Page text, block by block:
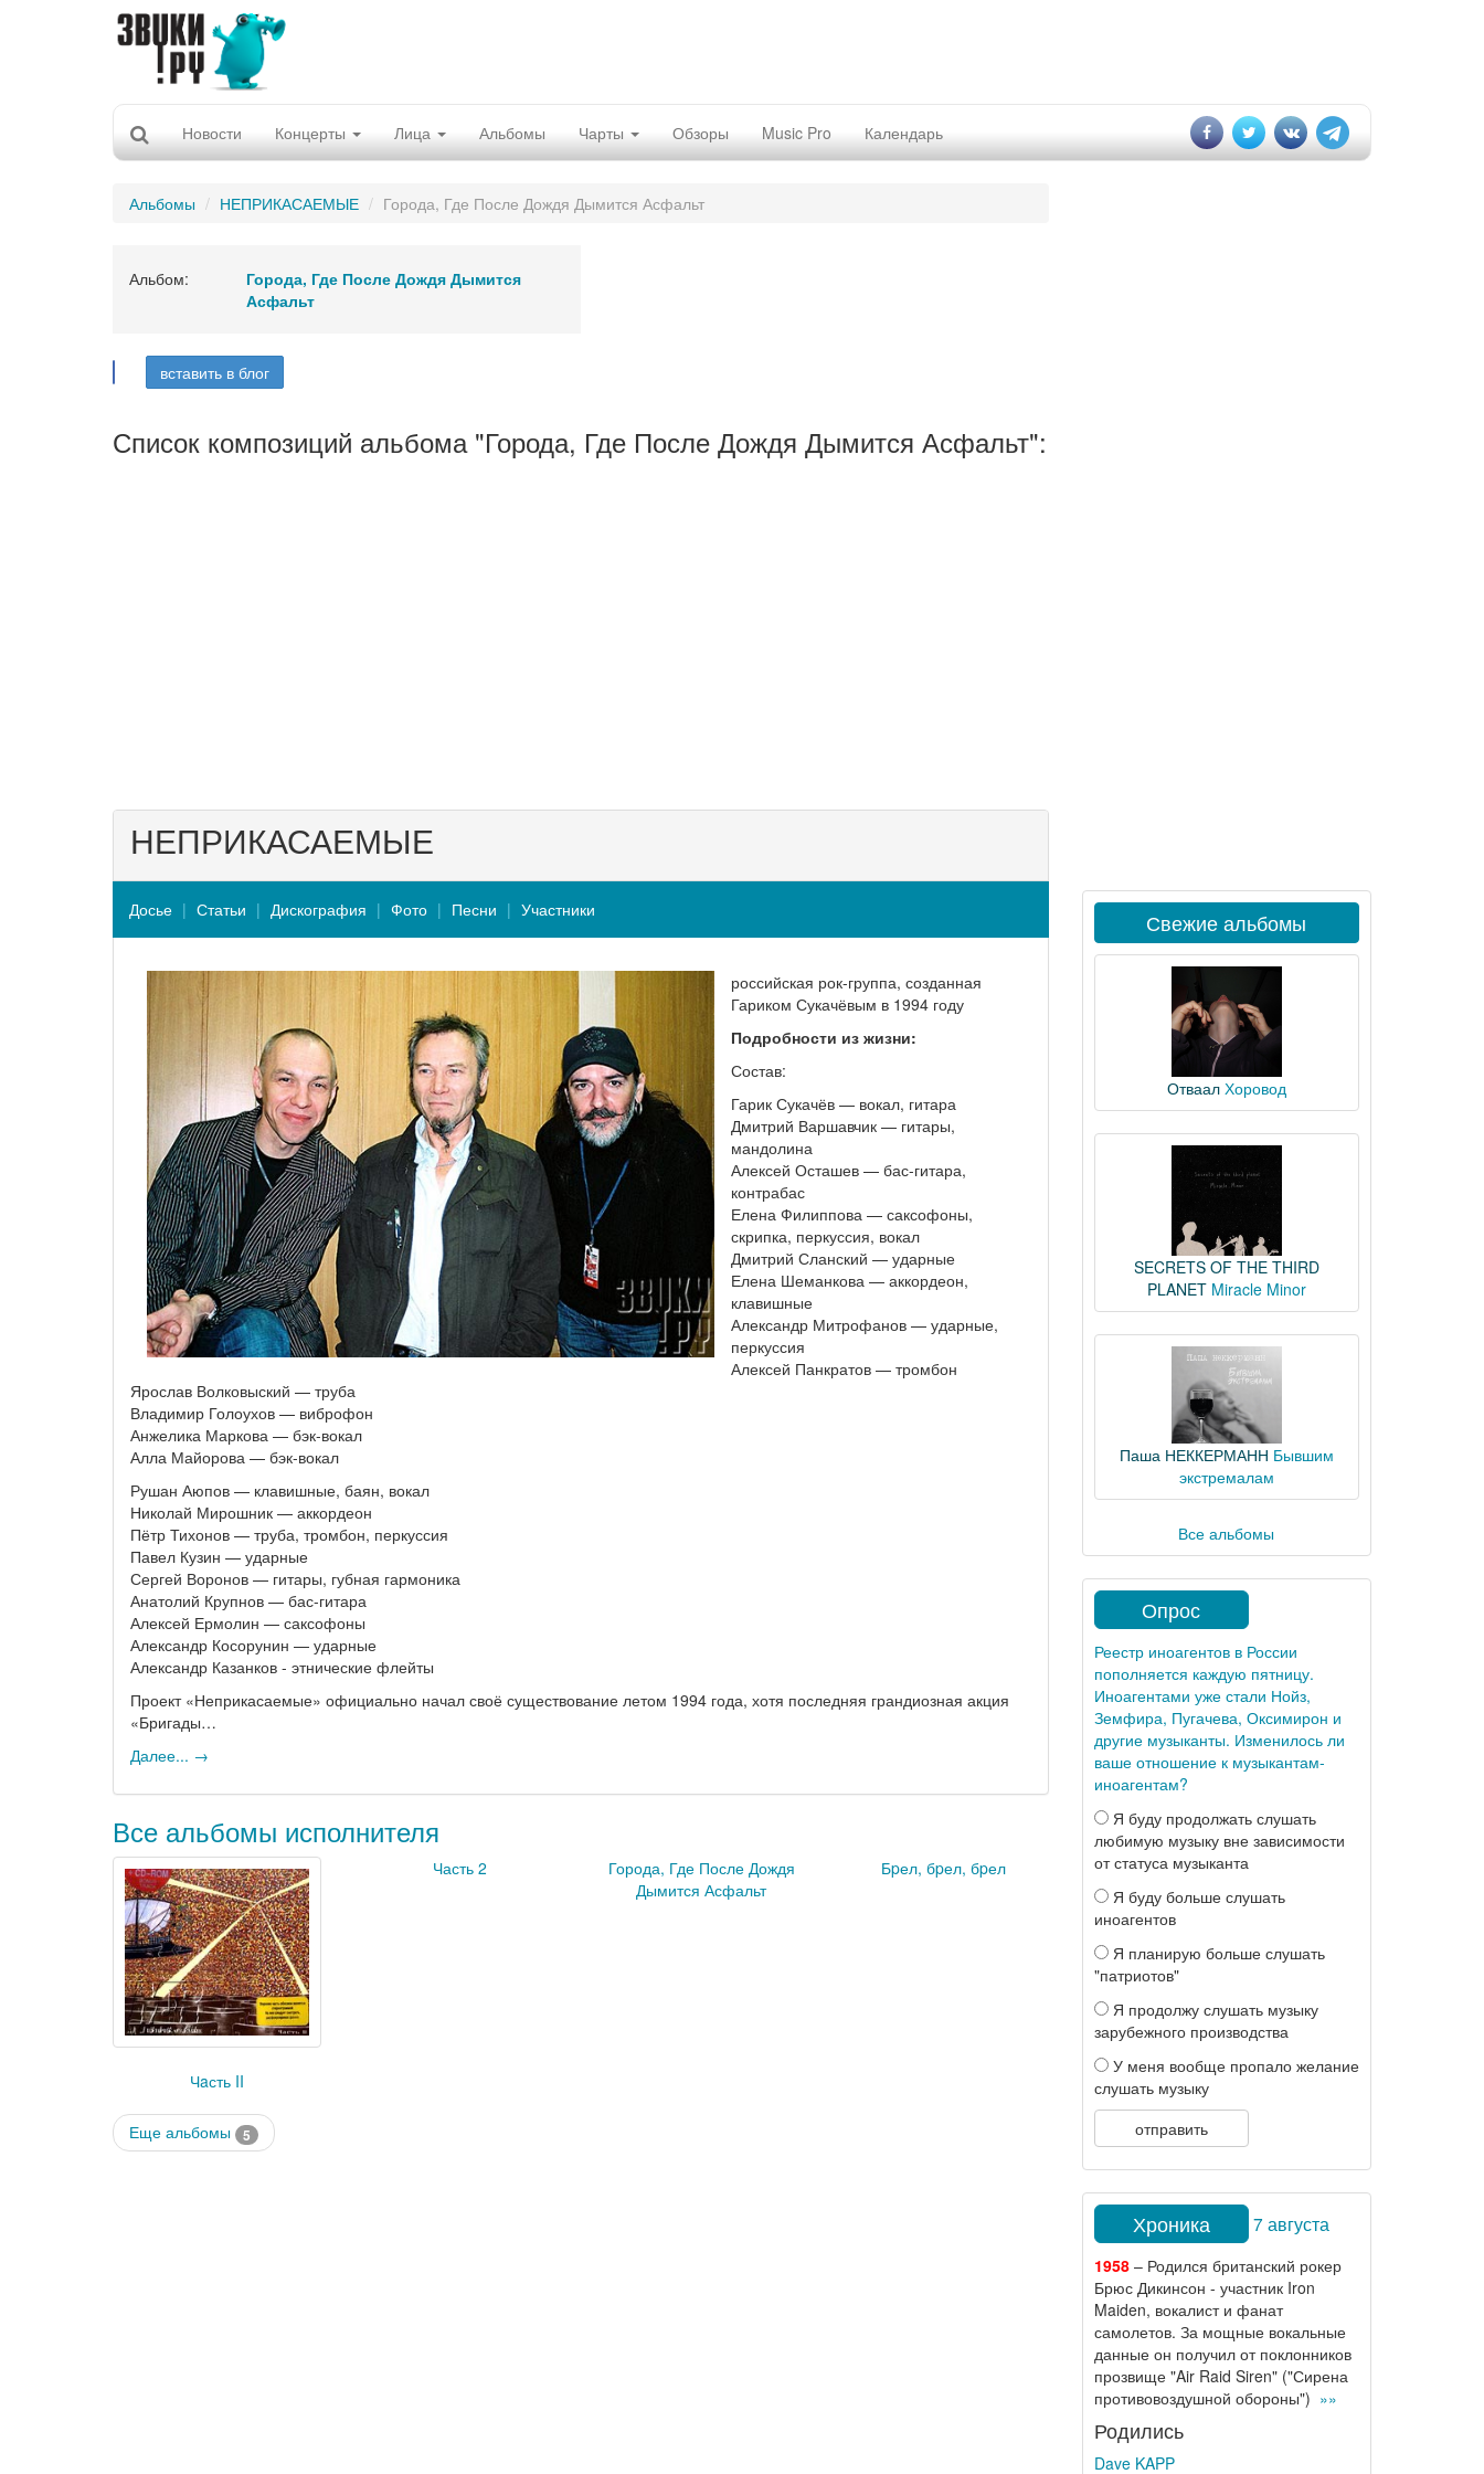
Новости Концерты Лица Альбомы Чарты Обзоры Music Pro Календарь
Альбомы НЕПРИКАСАЕМЫЕ Города, Где После Дождя Дымится Асфальт
Альбом:
Города, Где После Дождя Дымится
Асфальт
вставить в блог
Список композиций альбома "Города, Где После Дождя Дымится Асфальт":
НЕПРИКАСАЕМЫЕ
Досье Статьи Дискография Фото Песни Участники
российская рок-группа, созданная
Гариком Сукачёвым в 1994 году
Подробности из жизни:
Состав:
Гарик Сукачёв — вокал, гитара
Дмитрий Варшавчик — гитары,
мандолина
Алексей Осташев — бас-гитара,
контрабас
Елена Филиппова — саксофоны,
скрипка, перкуссия, вокал
Дмитрий Сланский — ударные
Елена Шеманкова — аккордеон,
клавишные
Александр Митрофанов — ударные,
перкуссия
Алексей Панкратов — тромбон
Ярослав Волковыский — труба
Владимир Голоухов — виброфон
Анжелика Маркова — бэк-вокал
Алла Майорова — бэк-вокал
Рушан Аюпов — клавишные, баян, вокал
Николай Мирошник — аккордеон
Пётр Тихонов — труба, тромбон, перкуссия
Павел Кузин — ударные
Сергей Воронов — гитары, губная гармоника
Анатолий Крупнов — бас-гитара
Алексей Ермолин — саксофоны
Александр Косорунин — ударные
Александр Казанков - этнические флейты
Проект «Неприкасаемые» официально начал своё существование летом 1994 года, хотя последняя грандиозная акция
«Бригады…
Далее... →
Все альбомы исполнителя
Чaсть II
Часть 2
Города, Где После Дождя
Дымится Асфальт
Бpел, бpел, бpел
Еще альбомы 5
Свежие альбомы
Отваал Хоровод
SECRETS OF THE THIRD
PLANET Miracle Minor
Паша НЕККЕРМАНН Бывшим
экстремалам
Все альбомы
Опрос
Реестр иноагентов в России
пополняется каждую пятницу.
Иноагентами уже стали Нойз,
Земфира, Пугачева, Оксимирон и
другие музыканты. Изменилось ли
ваше отношение к музыкантам-
иноагентам?
Я буду продолжать слушать
любимую музыку вне зависимости
от статуса музыканта
Я буду больше слушать
иноагентов
Я планирую больше слушать
"патриотов"
Я продолжу слушать музыку
зарубежного производства
У меня вообще пропало желание
слушать музыку
отправить
Хроника 7 августа
1958– Родился британский рокер
Брюс Дикинсон - участник Iron
Maiden, вокалист и фанат
самолетов. За мощные вокальные
данные он получил от поклонников
прозвище "Air Raid Siren" ("Сирена
противовоздушной обороны") »»
Родились
Dave KAPP